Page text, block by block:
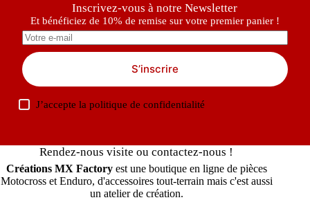
Inscrivez-vous à notre Newsletter
Et bénéficiez de 10% de remise sur votre premier panier !
S’inscrire
J’accepte lapolitique de confidentialité
Rendez-nous visite ou contactez-nous !
Créations MX Factoryest une boutique en ligne de pièces
Motocross et Enduro, d'accessoires tout-terrain mais c'est aussi
un atelier de création.